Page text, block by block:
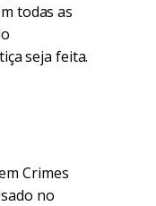
todas as
seja feita.
Crimes
no